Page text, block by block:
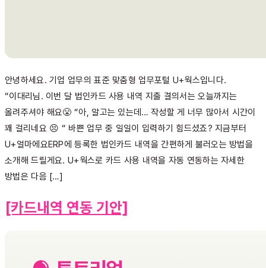
안녕하세요. 기업 업무의 표준 맞춤형 업무포털 U+웍스입니다.
“이대리님. 이번 달 법인카드 사용 내역 지출 결의서는 오늘까지는
올려주셔야 해요😤 “아, 알고는 있는데… 작성할 게 너무 많아서 시간이
꽤 걸리네요 😣 “ 바쁜 업무 중 일일이 입력하기 힘드셨죠? 지금부터
U+얼마에요ERP에 등록한 법인카드 내역을 간편하게 불러오는 방법을
소개해 드릴게요. U+웍스로 카드 사용 내역을 자동 연동하는 자세한
방법은 다음 […]
[카드내역 연동 기안]